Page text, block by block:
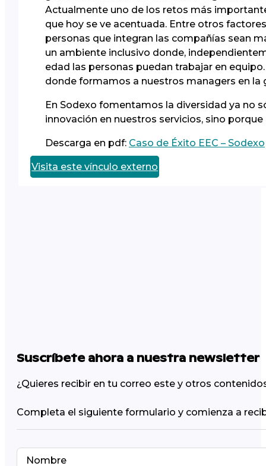
Actualmente uno de los retos más
que hoy se ve acentuada. Entre otros
personas que integran las compañías sean
un ambiente inclusivo donde,
edad las personas puedan trabajar en
donde formamos a nuestros managers en la
En Sodexo fomentamos la diversidad ya no
innovación en nuestros servicios, sino
Descarga en pdf: Caso de Éxito EEC – Sodexo
Visita este vínculo externo
Suscríbete ahora a nuestra newsletter
¿Quieres recibir en tu correo este y otros
Completa el siguiente formulario y comienza a